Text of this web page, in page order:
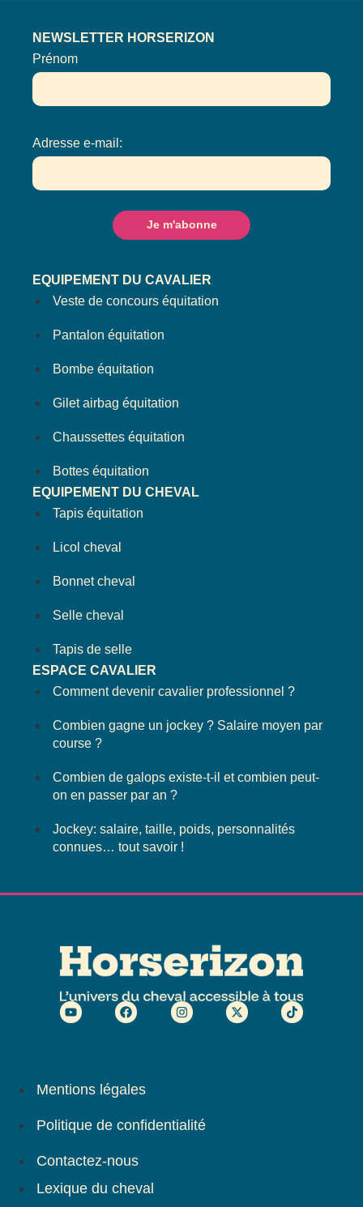
EQUIPEMENT DU CAVALIER
Veste de concours équitation
Pantalon équitation
Bombe équitation
Gilet airbag équitation
Chaussettes équitation
Bottes équitation
EQUIPEMENT DU CHEVAL
Tapis équitation
Licol cheval
Bonnet cheval
Selle cheval
Tapis de selle
ESPACE CAVALIER
Comment devenir cavalier professionnel ?
Combien gagne un jockey ? Salaire moyen par
course ?
Combien de galops existe-t-il et combien peut-
on en passer par an ?
Jockey: salaire, taille, poids, personnalités
connues… tout savoir !
NEWSLETTER HORSERIZON
Prénom
Adresse e-mail:
Mentions légales
Politique de confidentialité
Contactez-nous
Lexique du cheval